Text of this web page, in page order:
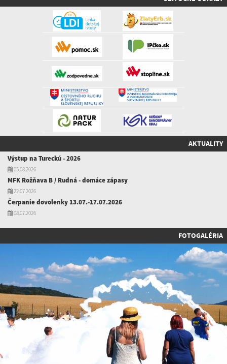
AKTUALITY
Výstup na Tureckú - 2026
05.08.2026
MFK Rožňava B / Rudná - domáce zápasy
22.07.2026
Čerpanie dovolenky 13.07.-17.07.2026
08.07.2026
FOTOGALÉRIA